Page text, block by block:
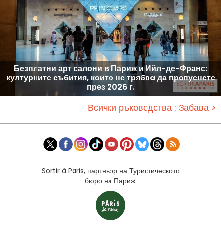
Безплатни арт салони в Париж и Ийл-де-Франс:
културните събития, които не трябвa да пропуснете
през 2026 г.
Всички ръководства : Забава >
Sortir à Paris, партньор на Туристическото
бюро на Париж: